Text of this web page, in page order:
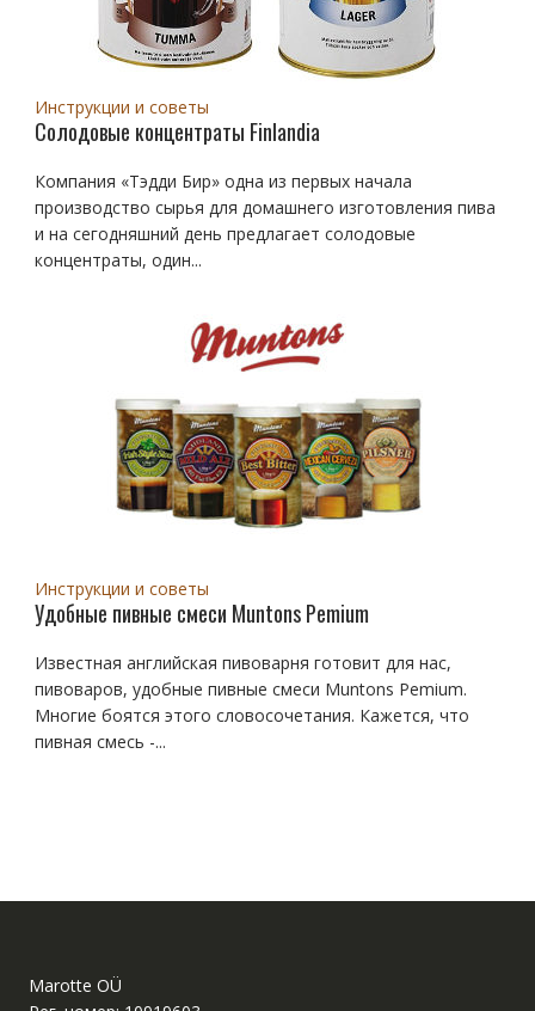
Инструкции и советы
Солодовые концентраты Finlandia
Компания «Тэдди Бир» одна из первых начала
производство сырья для домашнего изготовления пива
и на сегодняшний день предлагает солодовые
концентраты, один...
Инструкции и советы
Удобные пивные смеси Muntons Pemium
Известная английская пивоварня готовит для нас,
пивоваров, удобные пивные смеси Muntons Pemium.
Многие боятся этого словосочетания. Кажется, что
пивная смесь -...
Marotte OÜ